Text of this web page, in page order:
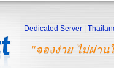
"จองง่าย ไม่ผ่าน
Dedicated Server